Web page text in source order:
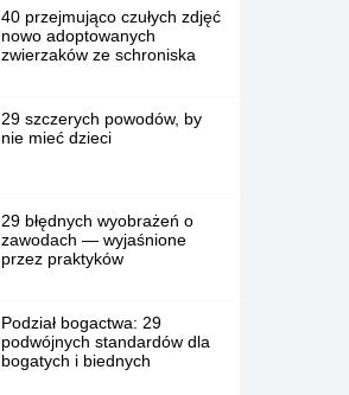
40 przejmująco czułych zdjęć
nowo adoptowanych
zwierzaków ze schroniska
29 szczerych powodów, by
nie mieć dzieci
29 błędnych wyobrażeń o
zawodach — wyjaśnione
przez praktyków
Podział bogactwa: 29
podwójnych standardów dla
bogatych i biednych